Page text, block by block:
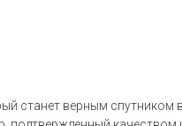
станет верным спутником